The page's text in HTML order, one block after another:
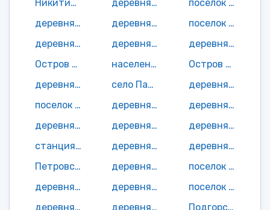
Никитинская деревня
деревня Никонова Губа
поселок Новая Габсельга
деревня Носоновщина
деревня Обельщина
поселок Огорелыши
деревня Онежены
деревня Онтова
деревня Остречье
Остров Высокий населенный пункт
населенный пункт Остров Кижи
Остров Маячный населенный пункт
деревня Оятевщина
село Паданы
деревня Падмозеро
поселок Падун
деревня Палтега
деревня Патаневщина
деревня Патрово
деревня Паяницы
деревня Первые Гарницы
станция Пергуба
деревня Перхина
деревня Петрово
Петровская деревня
деревня Петры
поселок городского типа Пиндуши
деревня Плешки
деревня Побережье
поселок городского типа Повенец
деревня Погост
деревня Погост
Подгорская деревня